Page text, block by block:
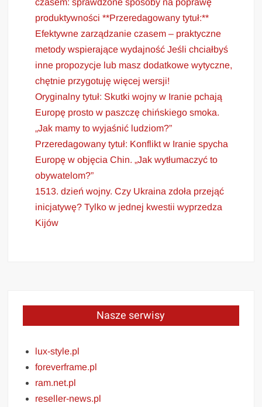
produktywności **Przeredagowany tytuł:**
Efektywne zarządzanie czasem – praktyczne
metody wspierające wydajność Jeśli chciałbyś
inne propozycje lub masz dodatkowe wytyczne,
chętnie przygotuję więcej wersji!
Oryginalny tytuł: Skutki wojny w Iranie pchają
Europę prosto w paszczę chińskiego smoka.
„Jak mamy to wyjaśnić ludziom?”
Przeredagowany tytuł: Konflikt w Iranie spycha
Europę w objęcia Chin. „Jak wytłumaczyć to
obywatelom?”
1513. dzień wojny. Czy Ukraina zdoła przejąć
inicjatywę? Tylko w jednej kwestii wyprzedza
Kijów
Nasze serwisy
lux-style.pl
foreverframe.pl
ram.net.pl
reseller-news.pl